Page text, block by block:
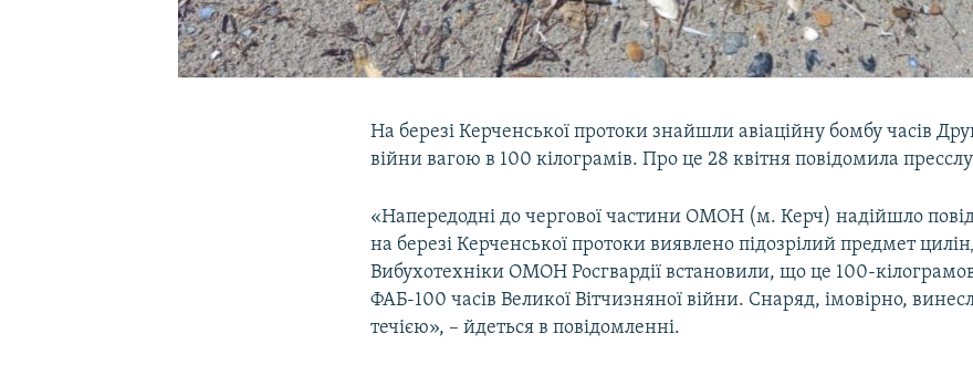
На березі Керченської протоки знайшли авіаційну бомбу часів
війни вагою в 100 кілограмів. Про це 28 квітня повідомила
«Напередодні до чергової частини ОМОН (м. Керч) надійшло
на березі Керченської протоки виявлено підозрілий предмет
Вибухотехніки ОМОН Росгвардії встановили, що це 100-
ФАБ-100 часів Великої Вітчизняної війни. Снаряд, імовірно,
течією», – йдеться в повідомленні.